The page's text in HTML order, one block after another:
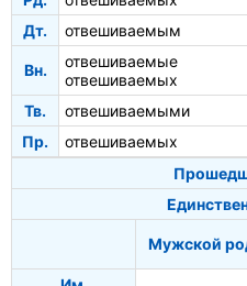
Дт.
отвешиваемым
Вн.
отвешиваемые
отвешиваемых
Тв.
отвешиваемыми
Пр.
отвешиваемых
Мужской